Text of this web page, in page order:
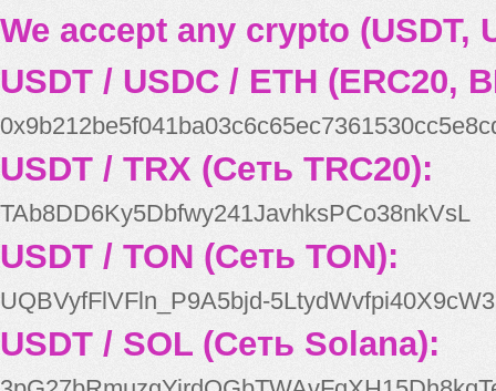
We accept any crypto (USDT,
USDT / USDC / ETH (ERC20,
USDT / TRX (Сеть TRC20):
TAb8DD6Ky5Dbfwy241JavhksPCo38nkVsL
USDT / TON (Сеть TON):
UQBVyfFlVFln_P9A5bjd-
USDT / SOL (Сеть Solana):